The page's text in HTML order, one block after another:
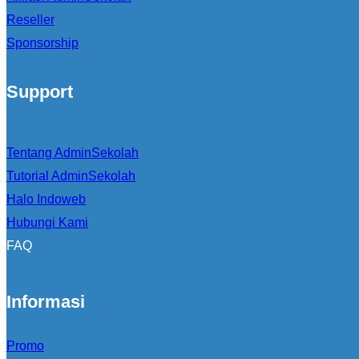
Reseller
Sponsorship
Support
Tentang AdminSekolah
Tutorial AdminSekolah
Halo Indoweb
Hubungi Kami
FAQ
Informasi
Promo